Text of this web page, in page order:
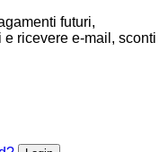
futuri,
ricevere e-mail, sconti